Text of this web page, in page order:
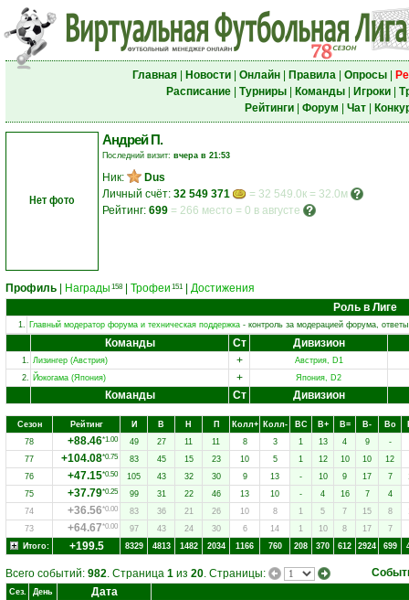
Главная| Новости| Онлайн| Правила| Опросы|
Расписание| Турниры| Команды| Игроки|
Рейтинги| Форум Чат|
Нет фото
Андрей П.
Последний визит: вчера в 21:53
Ник:
Dus
Личный счёт: 32 549 371
= 32 549.0к = 32.0м
Рейтинг: 699 = 266 место = 0 в августе
Профиль Награды 158 Трофеи 151
Достижения
Роль в Лиге
1. Главный модератор форума и техническая поддержка - контроль за модерацией форума,
Команды Ст Дивизион
1. Лизингер (Австрия) +
Австрия, D1
2. Йокогама (Япония) + Япония, D2
Команды Ст Дивизион
Сезон Рейтинг И В Н П Колл+ Колл- ВC В+ В= В- Вo
78
+88.46*1.00 49 27 11 11 8 3 1 13 4 9
-
77
+104.08*0.75 83 45 15 23 10 5 1 12 10 10 12
76
+47.15*0.50 105 43 32 30 9 13 - 10 9 17 7
75
+37.79*0.25 99 31 22 46 13 10 - 4 16 7
4
74
+36.56*0.00 83 36 21 26 10 8 1 5 7 15 8
73
+64.67*0.00 97 43 24 30 6 14 1 10 8 17
7
Итого:
+199.5 8329 4813 1482 2034 1166 760 208 370 612 2924 699
Всего событий: 982. Страница 1 из 20. Страницы:
Сез. День Дата